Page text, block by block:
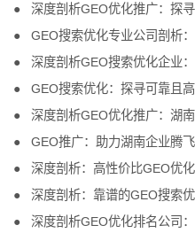
深度剖析GEO优化推广：探
GEO搜索优化专业公司剖析
深度剖析GEO搜索优化企业
GEO搜索优化：探寻可靠且
深度剖析GEO优化推广：湖
GEO推广：助力湖南企业腾
深度剖析：高性价比GEO优
深度剖析：靠谱的GEO搜索
深度剖析GEO优化排名公司